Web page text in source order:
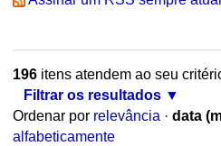
196itens atendem ao seu
Filtrar os resultados
Ordenar por relevância · data
alfabeticamente